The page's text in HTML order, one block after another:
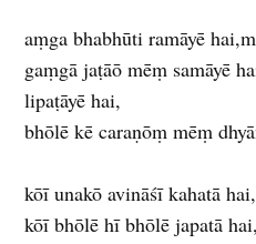
aṃga bhabhūti ramāyē
gaṃgā jaṭāō mēṃ samāyē
lipaṭāyē hai,
bhōlē kē caraṇōṃ mēṃ
kōī unakō avināśī kahatā hai,
kōī bhōlē hī bhōlē japatā hai,